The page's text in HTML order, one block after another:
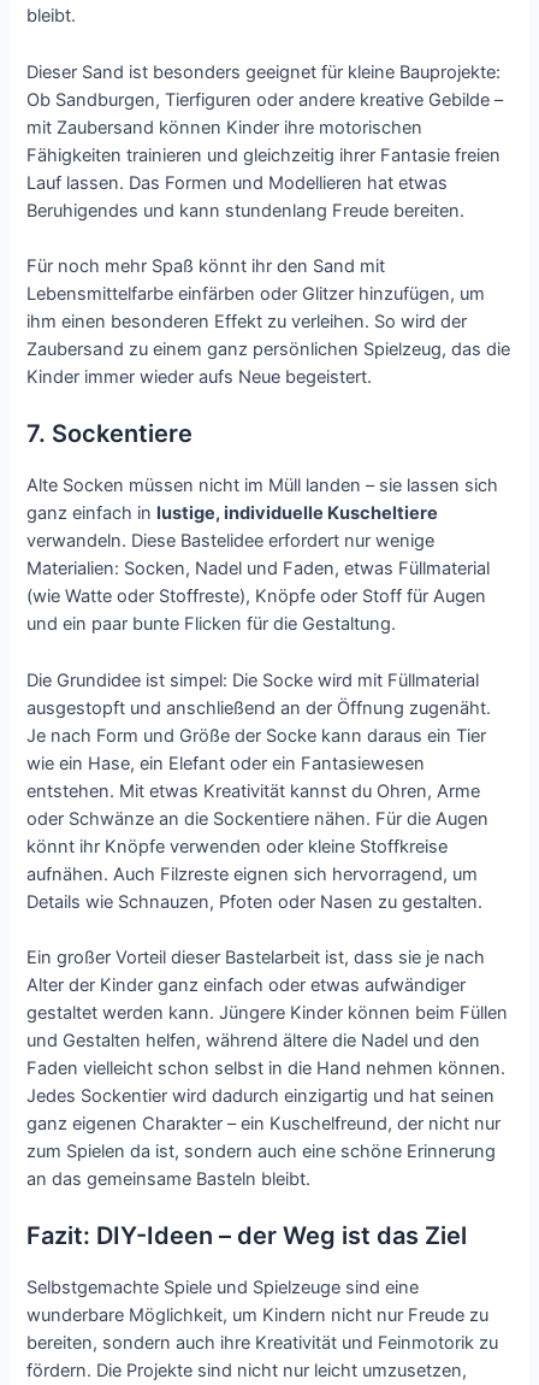
bleibt.
Dieser Sand ist besonders geeignet für kleine Bauprojekte:
Ob Sandburgen, Tierfiguren oder andere kreative Gebilde –
mit Zaubersand können Kinder ihre motorischen
Fähigkeiten trainieren und gleichzeitig ihrer Fantasie freien
Lauf lassen. Das Formen und Modellieren hat etwas
Beruhigendes und kann stundenlang Freude bereiten.
Für noch mehr Spaß könnt ihr den Sand mit
Lebensmittelfarbe einfärben oder Glitzer hinzufügen, um
ihm einen besonderen Effekt zu verleihen. So wird der
Zaubersand zu einem ganz persönlichen Spielzeug, das die
Kinder immer wieder aufs Neue begeistert.
7. Sockentiere
Alte Socken müssen nicht im Müll landen – sie lassen sich
ganz einfach inlustige, individuelle Kuscheltiere
verwandeln. Diese Bastelidee erfordert nur wenige
Materialien: Socken, Nadel und Faden, etwas Füllmaterial
(wie Watte oder Stoffreste), Knöpfe oder Stoff für Augen
und ein paar bunte Flicken für die Gestaltung.
Die Grundidee ist simpel: Die Socke wird mit Füllmaterial
ausgestopft und anschließend an der Öffnung zugenäht.
Je nach Form und Größe der Socke kann daraus ein Tier
wie ein Hase, ein Elefant oder ein Fantasiewesen
entstehen. Mit etwas Kreativität kannst du Ohren, Arme
oder Schwänze an die Sockentiere nähen. Für die Augen
könnt ihr Knöpfe verwenden oder kleine Stoffkreise
aufnähen. Auch Filzreste eignen sich hervorragend, um
Details wie Schnauzen, Pfoten oder Nasen zu gestalten.
Ein großer Vorteil dieser Bastelarbeit ist, dass sie je nach
Alter der Kinder ganz einfach oder etwas aufwändiger
gestaltet werden kann. Jüngere Kinder können beim Füllen
und Gestalten helfen, während ältere die Nadel und den
Faden vielleicht schon selbst in die Hand nehmen können.
Jedes Sockentier wird dadurch einzigartig und hat seinen
ganz eigenen Charakter – ein Kuschelfreund, der nicht nur
zum Spielen da ist, sondern auch eine schöne Erinnerung
an das gemeinsame Basteln bleibt.
Fazit: DIY-Ideen – der Weg ist das Ziel
Selbstgemachte Spiele und Spielzeuge sind eine
wunderbare Möglichkeit, um Kindern nicht nur Freude zu
bereiten, sondern auch ihre Kreativität und Feinmotorik zu
fördern. Die Projekte sind nicht nur leicht umzusetzen,